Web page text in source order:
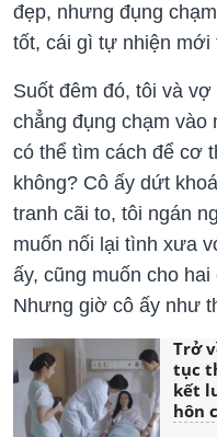
đẹp, nhưng đụng
tốt, cái gì tự nhiện mới
Suốt đêm đó, tôi và
chẳng đụng chạm vào
có thể tìm cách để cơ
không? Cô ấy dứt
tranh cãi to, tôi ngán
muốn nối lại tình xưa
ấy, cũng muốn cho
Nhưng giờ cô ấy như
Trở
tục
kết
hôn